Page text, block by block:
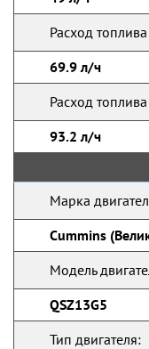
Расход
69.9 л/ч
Расход
93.2 л/ч
Марка
Cummins
Модель
QSZ13G5
Тип двигателя: